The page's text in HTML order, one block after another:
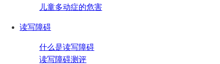
儿童多动症的危害
读写障碍
什么是读写障碍
读写障碍测评